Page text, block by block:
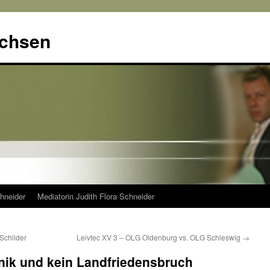
Mediatorin Judith Flora Schneider
Leivtec XV 3 – OLG Oldenburg vs. OLG Schleswig →
und kein Landfriedensbruch